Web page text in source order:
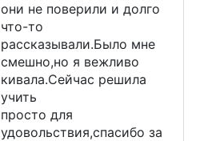
они не поверили и долго
что-то
рассказывали.Было мне
смешно,но я вежливо
кивала.Сейчас решила
учить
просто для
удовольствия,спасибо за